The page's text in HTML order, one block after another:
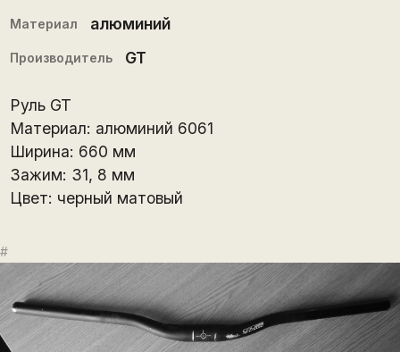
Материал алюминий
Производитель GT
Руль GT
Материал: алюминий 6061
Ширина: 660 мм
Зажим: 31, 8 мм
Цвет: черный матовый
#